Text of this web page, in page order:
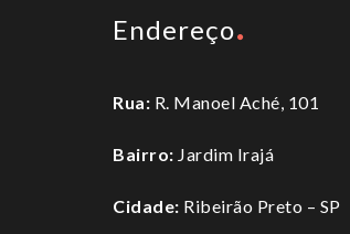
Endereço
Rua: R. Manoel Aché, 101
Bairro: Jardim Irajá
Cidade: Ribeirão Preto – SP